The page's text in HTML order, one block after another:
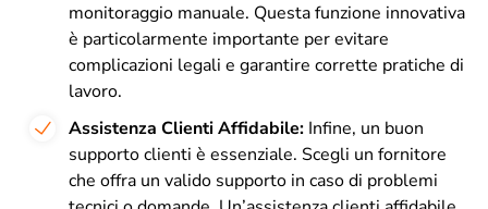
monitoraggio manuale. Questa funzione innovativa
è particolarmente importante per evitare
complicazioni legali e garantire corrette pratiche di
lavoro.
Assistenza Clienti Affidabile: Infine, un buon
supporto clienti è essenziale. Scegli un fornitore
che offra un valido supporto in caso di problemi